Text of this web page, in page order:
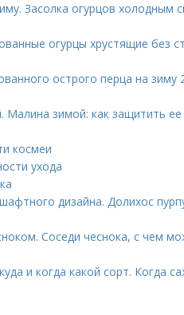
Засолка огурцов холодным
огурцы хрустящие без
острого перца на зиму
Малина зимой: как защитить ее
космеи
ухода
дизайна. Долихос
Соседи чеснока, с чем
и когда какой сорт. Когда